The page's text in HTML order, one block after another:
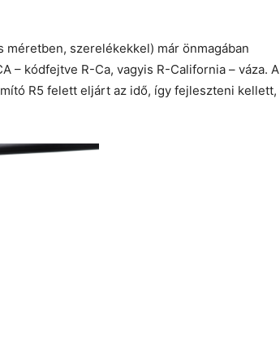
szerelékekkel) már önmagában
– kódfejtve R-Ca, vagyis R-California – váza. A
R5 felett eljárt az idő, így fejleszteni kellett,